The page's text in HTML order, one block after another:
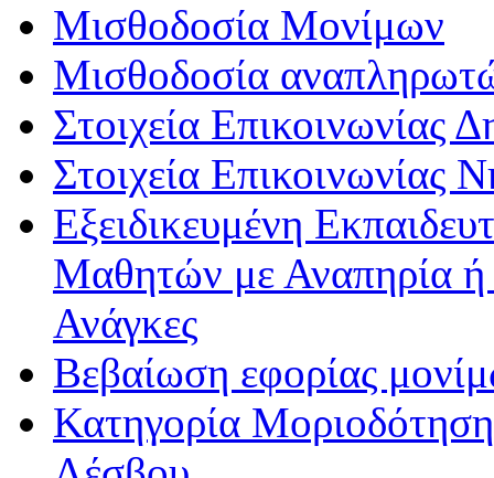
Μισθοδοσία Μονίμων
Μισθοδοσία
Στοιχεία Επικοινωνίας
Στοιχεία Επικοινωνίας
Εξειδικευμένη
Μαθητών με Αναπηρία ή /
Ανάγκες
Βεβαίωση εφορίας
Κατηγορία